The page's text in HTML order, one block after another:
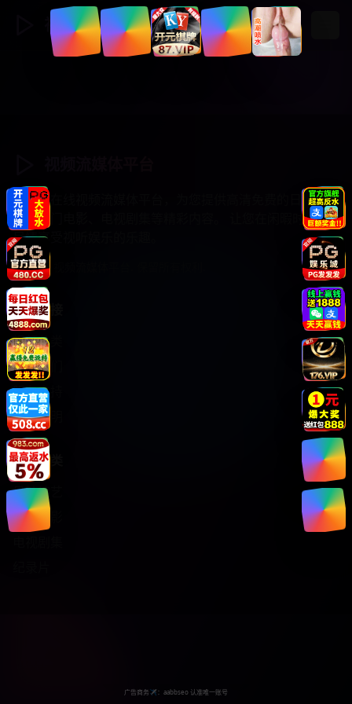
视频流媒体 登录 注册
专业的在线视频流媒体平台，为您提供高清免费的日韩综
艺、热门电影、电视剧集等精彩内容。 让您在闲暇时光中
尽情享受视听娱乐的乐趣。
© 2025 视频流媒体平台. 保留所有权利.
快速链接
视频分类
关于我们
服务支持
版权声明
热门分类
日韩综艺
热门电影